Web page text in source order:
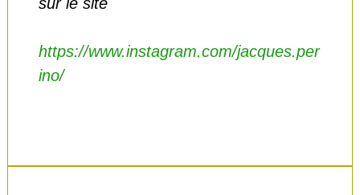
https://www.instagram.com/jacques.per
ino/